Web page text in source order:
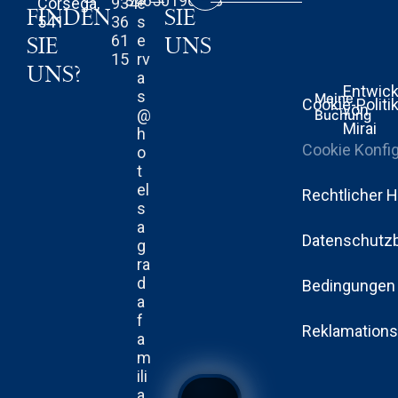
FINDEN
SIE
UNS?
541
36
61
15
s
e
rv
a
s
@
h
o
t
el
s
a
g
ra
d
a
f
a
m
ili
SIE
UNS
Cookie-
Cookie
Rechtlicher
Meine
Buchung
von
Mirai